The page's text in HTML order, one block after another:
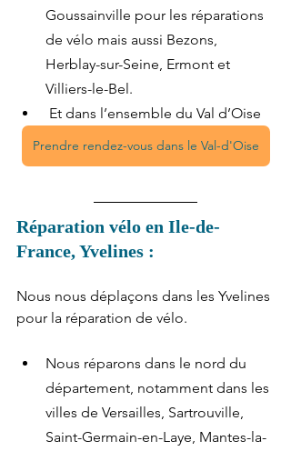
Goussainville pour les réparations
de vélo mais aussi Bezons,
Herblay-sur-Seine, Ermont et
Villiers-le-Bel.
Et dans l’ensemble du Val d’Oise
Prendre rendez-vous dans le Val-d'Oise
Réparation vélo en Ile-de-
France, Yvelines :
Nous nous déplaçons dans les Yvelines
pour la réparation de vélo.
Nous réparons dans le nord du
département, notamment dans les
villes de Versailles, Sartrouville,
Saint-Germain-en-Laye, Mantes-la-